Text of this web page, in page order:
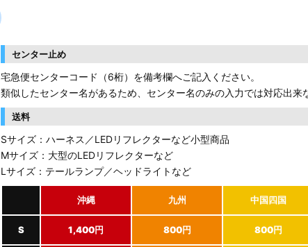
センター止め
宅急便センターコード（6桁）を備考欄へご記入ください。
類似したセンター名があるため、センター名のみの入力では対応出来
送料
Sサイズ：ハーネス／LEDリフレクターなど小型商品
Mサイズ：大型のLEDリフレクターなど
Lサイズ：テールランプ／ヘッドライトなど
沖縄 九州 中国四国
S 1,400円 800円 800円